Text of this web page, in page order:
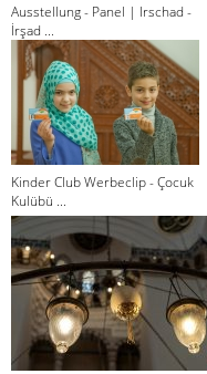
Ausstellung - Panel | Irschad -
İrşad ...
Kinder Club Werbeclip - Çocuk
Kulübü ...